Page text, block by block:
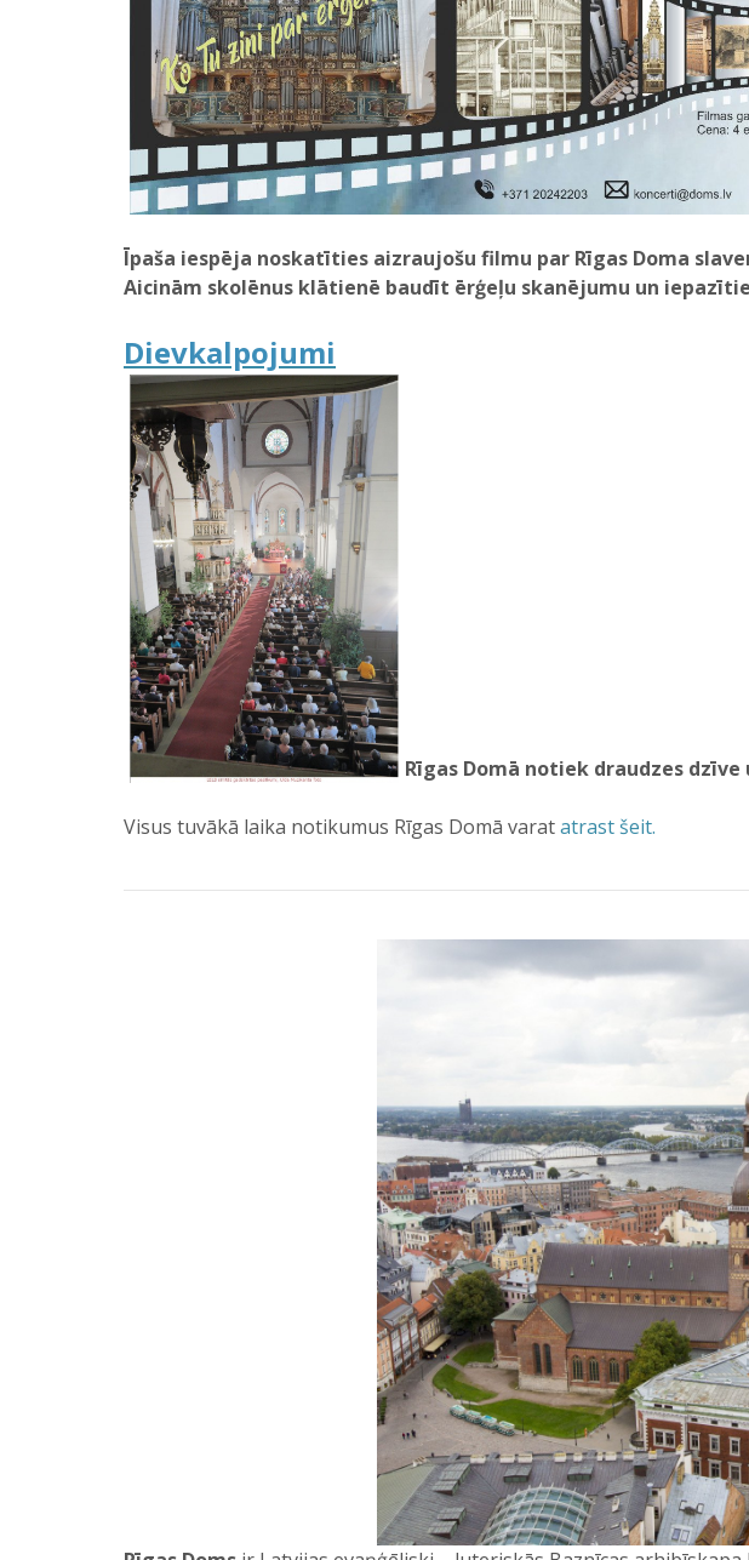
Īpaša iespēja noskatīties aizraujošu filmu par Rīgas Doma
Aicinām skolēnus klātienē baudīt ērģeļu skanējumu un
Dievkalpojumi
Rīgas Domā notiek draudzes
Visus tuvākā laika notikumus Rīgas Domā varatatrast šeit.